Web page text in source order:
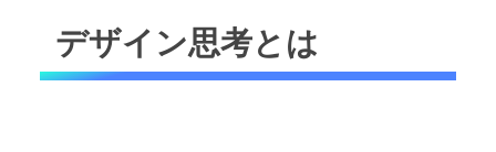
デザイン思考とは